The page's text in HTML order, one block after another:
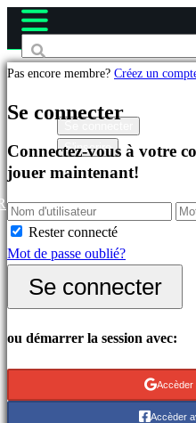
Jeux
Célèbres
Nouveautés
Free
to
Catégories
Jeux
de
S'inscrire
Pas encore membre? Créez un
Se connecter
Connectez-vous à votre
jouer maintenant!
Rester connecté
Mot de passe oublié?
Se connecter
ou démarrer la session avec:
Accèder
Accèder